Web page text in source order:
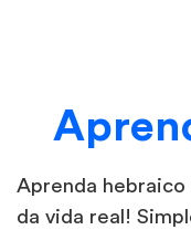
Aprenda
da vida real!